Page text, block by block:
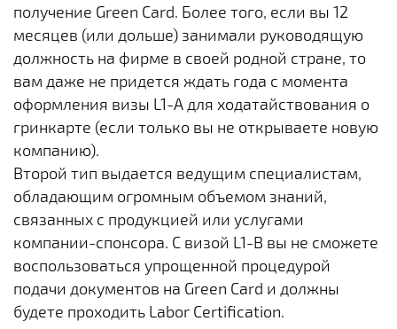
получение Green Card. Более того, если вы 12
месяцев (или дольше) занимали руководящую
должность на фирме в своей родной стране, то
вам даже не придется ждать года с момента
оформления визы L1-A для ходатайствования о
гринкарте (если только вы не открываете новую
компанию).
Второй тип выдается ведущим специалистам,
обладающим огромным объемом знаний,
связанных с продукцией или услугами
компании-спонсора. С визой L1-B вы не сможете
воспользоваться упрощенной процедурой
подачи документов на Green Card и должны
будете проходить Labor Certification.